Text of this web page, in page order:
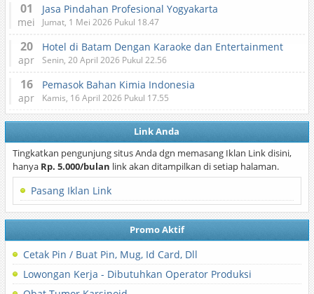
01
mei
Jasa Pindahan Profesional Yogyakarta
Jumat, 1 Mei 2026 Pukul 18.47
20
apr
Hotel di Batam Dengan Karaoke dan Entertainment
Senin, 20 April 2026 Pukul 22.56
16
apr
Pemasok Bahan Kimia Indonesia
Kamis, 16 April 2026 Pukul 17.55
Link Anda
Tingkatkan pengunjung situs Anda dgn memasang Iklan Link disini,
hanya Rp. 5.000/bulan link akan ditampilkan di setiap halaman.
Pasang Iklan Link
Promo Aktif
Cetak Pin / Buat Pin, Mug, Id Card, Dll
Lowongan Kerja - Dibutuhkan Operator Produksi